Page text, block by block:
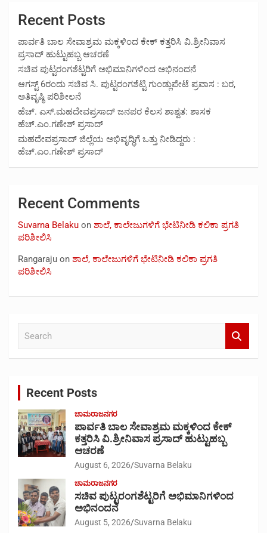
Recent Posts
ಪಾರ್ವತಿ ಬಾಲ ಸೇವಾಶ್ರಮ ಮಕ್ಕಳಿಂದ ಕೇಕ್ ಕತ್ತರಿಸಿ ವಿ.ಶ್ರೀನಿವಾಸ
ಪ್ರಸಾದ್ ಹುಟ್ಟುಹಬ್ಬ ಆಚರಣೆ
ಸಚಿವ ಪುಟ್ಟರಂಗಶೆಟ್ಟರಿಗೆ ಅಭಿಮಾನಿಗಳಿಂದ ಅಭಿನಂದನೆ
ಆಗಸ್ಟ್ 6ರಂದು ಸಚಿವ ಸಿ. ಪುಟ್ಟರಂಗಶೆಟ್ಟಿ ಗುಂಡ್ಲುಪೇಟೆ ಪ್ರವಾಸ : ಬರ,
ಅತಿವೃಷ್ಠಿ ಪರಿಶೀಲನೆ
ಹೆಚ್. ಎಸ್.ಮಹದೇವಪ್ರಸಾದ್ ಜನಪರ ಕೆಲಸ ಶಾಶ್ವತ: ಶಾಸಕ
ಹೆಚ್.ಎಂ.ಗಣೇಶ್ ಪ್ರಸಾದ್
ಮಹದೇವಪ್ರಸಾದ್ ಜಿಲ್ಲೆಯ ಅಭಿವೃದ್ಧಿಗೆ ಒತ್ತು ನೀಡಿದ್ದರು :
ಹೆಚ್.ಎಂ.ಗಣೇಶ್‌ ಪ್ರಸಾದ್
Recent Comments
Suvarna Belaku on ಶಾಲೆ, ಕಾಲೇಜುಗಳಿಗೆ ಭೇಟಿನೀಡಿ ಕಲಿಕಾ ಪ್ರಗತಿ
ಪರಿಶೀಲಿಸಿ
Rangaraju on ಶಾಲೆ, ಕಾಲೇಜುಗಳಿಗೆ ಭೇಟಿನೀಡಿ ಕಲಿಕಾ ಪ್ರಗತಿ
ಪರಿಶೀಲಿಸಿ
Recent Posts
ಚಾಮರಾಜನಗರ
ಪಾರ್ವತಿ ಬಾಲ ಸೇವಾಶ್ರಮ ಮಕ್ಕಳಿಂದ ಕೇಕ್
ಕತ್ತರಿಸಿ ವಿ.ಶ್ರೀನಿವಾಸ ಪ್ರಸಾದ್ ಹುಟ್ಟುಹಬ್ಬ
ಆಚರಣೆ
August 6, 2026 Suvarna Belaku
ಚಾಮರಾಜನಗರ
ಸಚಿವ ಪುಟ್ಟರಂಗಶೆಟ್ಟರಿಗೆ ಅಭಿಮಾನಿಗಳಿಂದ
ಅಭಿನಂದನೆ
August 5, 2026 Suvarna Belaku